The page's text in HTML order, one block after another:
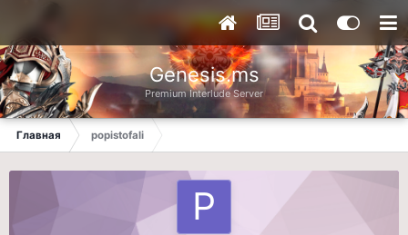
Genesis.ms
Premium Interlude Server
Главная popistofali